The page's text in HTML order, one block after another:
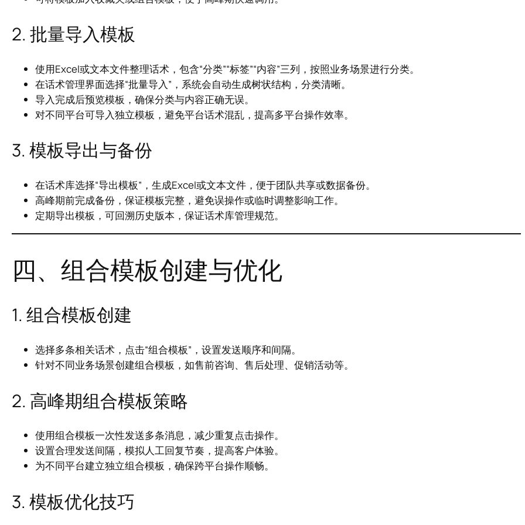
2. 批量导入模板
使用Excel或文本文件整理话术，包含“分类”“标签”“内容”三列，按照业务场景进行分类。
在话术管理界面选择“批量导入”，系统会自动生成树状结构，分类清晰。
导入完成后预览模板，确保分类与内容正确无误。
对不同平台可导入独立模板，避免平台话术混乱，提高多平台操作效率。
3. 模板导出与备份
在话术库选择“导出模板”，生成Excel或文本文件，便于团队共享或数据备份。
高峰期前完成备份，保证模板完整，避免误操作或临时调整影响工作。
定期导出模板，可回溯历史版本，保证话术库管理规范。
四、组合模板创建与优化
1. 组合模板创建
选择多条相关话术，点击“组合模板”，设置发送顺序和间隔。
针对不同业务场景创建组合模板，如售前咨询、售后处理、促销活动等。
2. 高峰期组合模板策略
使用组合模板一次性发送多条消息，减少重复点击操作。
设置合理发送间隔，模拟人工回复节奏，提高客户体验。
为不同平台建立独立组合模板，确保跨平台操作顺畅。
3. 模板优化技巧